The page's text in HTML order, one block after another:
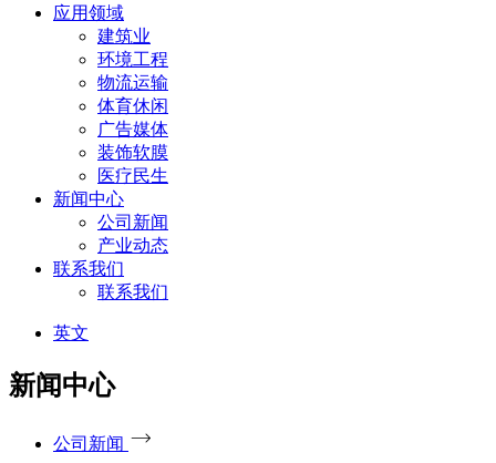
应用领域
建筑业
环境工程
物流运输
体育休闲
广告媒体
装饰软膜
医疗民生
新闻中心
公司新闻
产业动态
联系我们
联系我们
英文
新闻中心
公司新闻